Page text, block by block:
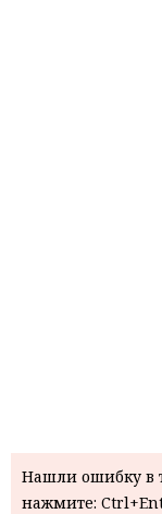
Нашли ошибку в
нажмите: